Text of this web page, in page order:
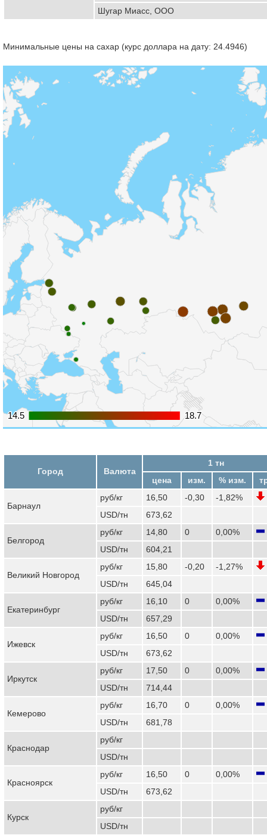
Шугар Миасс, ООО
Минимальные цены на сахар (курс доллара на дату: 24.4946)
14.5
14.5 18.7
18.7
Город Валюта
1 тн
цена
изм. % изм.
Барнаул
руб/кг 16,50 -0,30
-1,82%
USD/тн
673,62
Белгород
руб/кг 14,80 0
0,00%
USD/тн
604,21
Великий Новгород
руб/кг 15,80 -0,20
-1,27%
USD/тн
645,04
Екатеринбург
руб/кг 16,10 0
0,00%
USD/тн
657,29
Ижевск
руб/кг 16,50 0
0,00%
USD/тн
673,62
Иркутск
руб/кг 17,50 0
0,00%
USD/тн
714,44
Кемерово
руб/кг 16,70 0
0,00%
USD/тн
681,78
Краснодар
руб/кг
USD/тн
Красноярск
руб/кг 16,50 0
0,00%
USD/тн
673,62
Курск
руб/кг
USD/тн